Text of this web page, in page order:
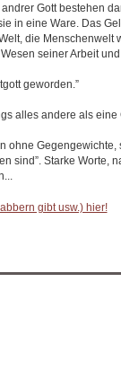
Gott bestehen
in eine Ware. Das
die Menschenwelt
seiner Arbeit
geworden.”
alles andere als
Gegengewichte,
sind”. Starke Worte,
gibt usw.) hier!